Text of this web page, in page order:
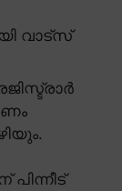
വാട്സ്